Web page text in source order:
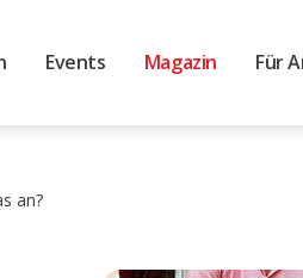
Events Magazin Für
an?